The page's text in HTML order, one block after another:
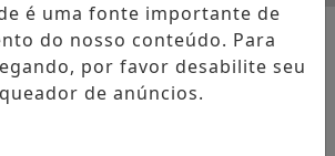
R$ 820
é uma fonte importante de
do nosso conteúdo. Para
por favor desabilite seu
de anúncios.